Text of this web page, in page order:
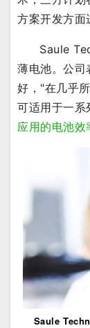
方案开发方面
Saule
薄电池。公司
好，"在几乎
可适用于一系
应用的电池效
Saule